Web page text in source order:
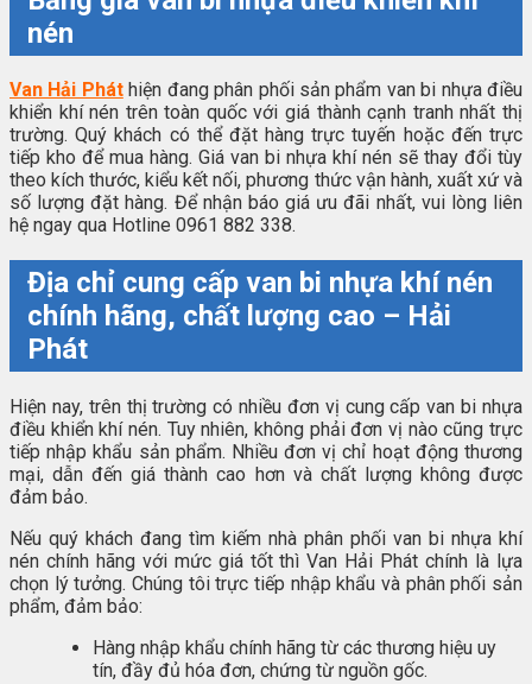
nén
Van Hải Pháthiện đang phân phối sản phẩm van bi nhựa điều
khiển khí nén trên toàn quốc với giá thành cạnh tranh nhất thị
trường. Quý khách có thể đặt hàng trực tuyến hoặc đến trực
tiếp kho để mua hàng. Giá van bi nhựa khí nén sẽ thay đổi tùy
theo kích thước, kiểu kết nối, phương thức vận hành, xuất xứ và
số lượng đặt hàng. Để nhận báo giá ưu đãi nhất, vui lòng liên
hệ ngay qua Hotline 0961 882 338.
Địa chỉ cung cấp van bi nhựa khí nén
chính hãng, chất lượng cao – Hải
Phát
Hiện nay, trên thị trường có nhiều đơn vị cung cấp van bi nhựa
điều khiển khí nén. Tuy nhiên, không phải đơn vị nào cũng trực
tiếp nhập khẩu sản phẩm. Nhiều đơn vị chỉ hoạt động thương
mại, dẫn đến giá thành cao hơn và chất lượng không được
đảm bảo.
Nếu quý khách đang tìm kiếm nhà phân phối van bi nhựa khí
nén chính hãng với mức giá tốt thì Van Hải Phát chính là lựa
chọn lý tưởng. Chúng tôi trực tiếp nhập khẩu và phân phối sản
phẩm, đảm bảo:
Hàng nhập khẩu chính hãng từ các thương hiệu uy
tín, đầy đủ hóa đơn, chứng từ nguồn gốc.